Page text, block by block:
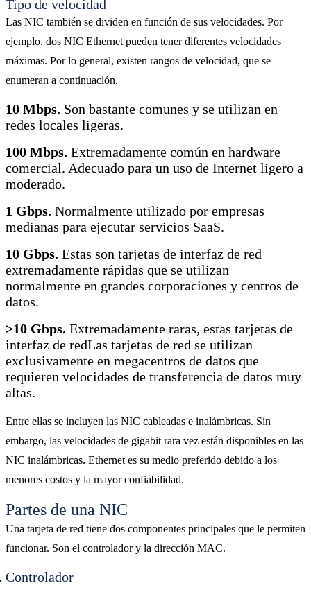
Tipo de velocidad
Las NIC también se dividen en función de sus velocidades. Por
ejemplo, dos NIC Ethernet pueden tener diferentes velocidades
máximas. Por lo general, existen rangos de velocidad, que se
enumeran a continuación.
10 Mbps. Son bastante comunes y se utilizan en
redes locales ligeras.
100 Mbps. Extremadamente común en hardware
comercial. Adecuado para un uso de Internet ligero a
moderado.
1 Gbps. Normalmente utilizado por empresas
medianas para ejecutar servicios SaaS.
10 Gbps. Estas son tarjetas de interfaz de red
extremadamente rápidas que se utilizan
normalmente en grandes corporaciones y centros de
datos.
>10 Gbps. Extremadamente raras, estas tarjetas de
interfaz de redLas tarjetas de red se utilizan
exclusivamente en megacentros de datos que
requieren velocidades de transferencia de datos muy
altas.
Entre ellas se incluyen las NIC cableadas e inalámbricas. Sin
embargo, las velocidades de gigabit rara vez están disponibles en las
NIC inalámbricas. Ethernet es su medio preferido debido a los
menores costos y la mayor confiabilidad.
Partes de una NIC
Una tarjeta de red tiene dos componentes principales que le permiten
funcionar. Son el controlador y la dirección MAC.
Controlador